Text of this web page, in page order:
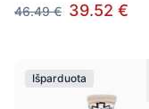
46.49 € 39.52 €
Išparduota